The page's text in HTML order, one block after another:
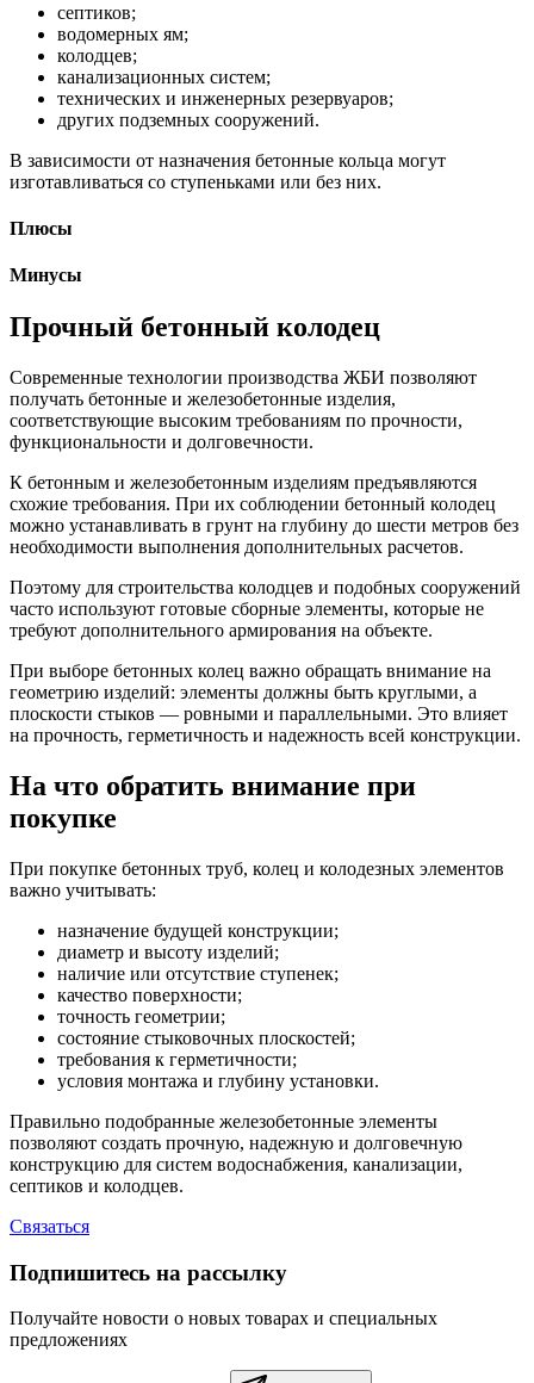
септиков;
водомерных ям;
колодцев;
канализационных систем;
технических и инженерных резервуаров;
других подземных сооружений.
В зависимости от назначения бетонные кольца могут
изготавливаться со ступеньками или без них.
Плюсы
Минусы
Прочный бетонный колодец
Современные технологии производства ЖБИ позволяют
получать бетонные и железобетонные изделия,
соответствующие высоким требованиям по прочности,
функциональности и долговечности.
К бетонным и железобетонным изделиям предъявляются
схожие требования. При их соблюдении бетонный колодец
можно устанавливать в грунт на глубину до шести метров без
необходимости выполнения дополнительных расчетов.
Поэтому для строительства колодцев и подобных сооружений
часто используют готовые сборные элементы, которые не
требуют дополнительного армирования на объекте.
При выборе бетонных колец важно обращать внимание на
геометрию изделий: элементы должны быть круглыми, а
плоскости стыков — ровными и параллельными. Это влияет
на прочность, герметичность и надежность всей конструкции.
На что обратить внимание при
покупке
При покупке бетонных труб, колец и колодезных элементов
важно учитывать:
назначение будущей конструкции;
диаметр и высоту изделий;
наличие или отсутствие ступенек;
качество поверхности;
точность геометрии;
состояние стыковочных плоскостей;
требования к герметичности;
условия монтажа и глубину установки.
Правильно подобранные железобетонные элементы
позволяют создать прочную, надежную и долговечную
конструкцию для систем водоснабжения, канализации,
септиков и колодцев.
Связаться
Подпишитесь на рассылку
Получайте новости о новых товарах и специальных
предложениях